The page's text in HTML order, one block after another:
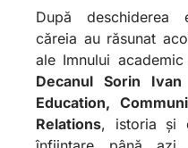
După deschiderea
căreia au răsunat
ale Imnului academic
Decanul Sorin Ivan
Education,
Relations, istoria și